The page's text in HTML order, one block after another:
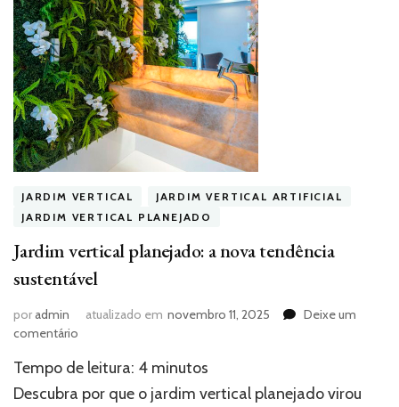
JARDIM VERTICAL
JARDIM VERTICAL ARTIFICIAL
JARDIM VERTICAL PLANEJADO
Jardim vertical planejado: a nova tendência
sustentável
poradmin atualizado em novembro 11, 2025
Deixe um
comentário
vertical
planejado:
Tempo de leitura: 4 minutos
Descubra por que o jardim vertical planejado virou